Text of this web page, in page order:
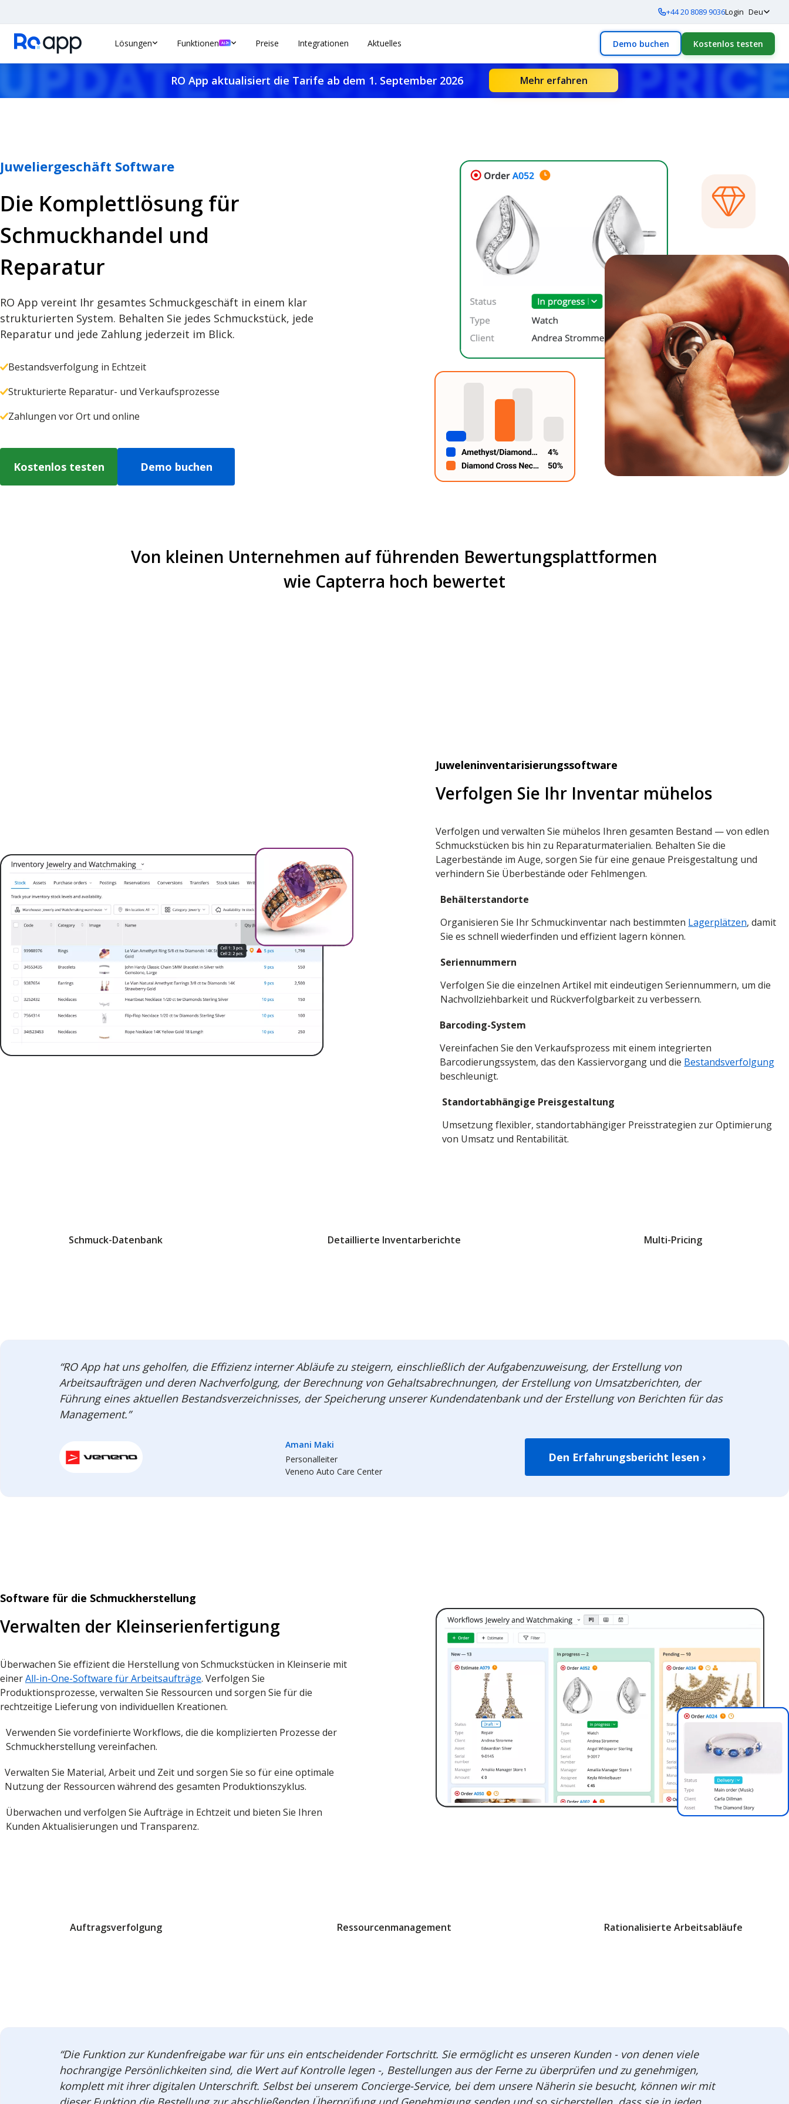
+44 20 8089 9036Login Deu
Lösungen Funktionen Preise Integrationen Aktuelles Demo buchen Kostenlos testen
RO App aktualisiert die Tarife ab dem 1. September 2026 Mehr erfahren
Juweliergeschäft Software
Die Komplettlösung für
Schmuckhandel und
Reparatur
RO App vereint Ihr gesamtes Schmuckgeschäft in einem klar
strukturierten System. Behalten Sie jedes Schmuckstück, jede
Reparatur und jede Zahlung jederzeit im Blick.
Bestandsverfolgung in Echtzeit
Strukturierte Reparatur- und Verkaufsprozesse
Zahlungen vor Ort und online
Kostenlos testen Demo buchen
Von kleinen Unternehmen auf führenden Bewertungsplattformen
wie Capterra hoch bewertet
Juweleninventarisierungssoftware
Verfolgen Sie Ihr Inventar mühelos
Verfolgen und verwalten Sie mühelos Ihren gesamten Bestand — von edlen
Schmuckstücken bis hin zu Reparaturmaterialien. Behalten Sie die
Lagerbestände im Auge, sorgen Sie für eine genaue Preisgestaltung und
verhindern Sie Überbestände oder Fehlmengen.
Behälterstandorte
Organisieren Sie Ihr Schmuckinventar nach bestimmten Lagerplätzen, damit
Sie es schnell wiederfinden und effizient lagern können.
Seriennummern
Verfolgen Sie die einzelnen Artikel mit eindeutigen Seriennummern, um die
Nachvollziehbarkeit und Rückverfolgbarkeit zu verbessern.
Barcoding-System
Vereinfachen Sie den Verkaufsprozess mit einem integrierten
Barcodierungssystem, das den Kassiervorgang und die Bestandsverfolgung
beschleunigt.
Standortabhängige Preisgestaltung
Umsetzung flexibler, standortabhängiger Preisstrategien zur Optimierung
von Umsatz und Rentabilität.
Schmuck-Datenbank Detaillierte Inventarberichte Multi-Pricing
“RO App hat uns geholfen, die Effizienz interner Abläufe zu steigern, einschließlich der Aufgabenzuweisung, der Erstellung von
Arbeitsaufträgen und deren Nachverfolgung, der Berechnung von Gehaltsabrechnungen, der Erstellung von Umsatzberichten, der
Führung eines aktuellen Bestandsverzeichnisses, der Speicherung unserer Kundendatenbank und der Erstellung von Berichten für das
Management.”
Amani Maki
Personalleiter
Veneno Auto Care Center
Den Erfahrungsbericht lesen ›
Software für die Schmuckherstellung
Verwalten der Kleinserienfertigung
Überwachen Sie effizient die Herstellung von Schmuckstücken in Kleinserie mit
einerAll-in-One-Software für Arbeitsaufträge. Verfolgen Sie
Produktionsprozesse, verwalten Sie Ressourcen und sorgen Sie für die
rechtzeitige Lieferung von individuellen Kreationen.
Verwenden Sie vordefinierte Workflows, die die komplizierten Prozesse der
Schmuckherstellung vereinfachen.
Verwalten Sie Material, Arbeit und Zeit und sorgen Sie so für eine optimale
Nutzung der Ressourcen während des gesamten Produktionszyklus.
Überwachen und verfolgen Sie Aufträge in Echtzeit und bieten Sie Ihren
Kunden Aktualisierungen und Transparenz.
Auftragsverfolgung Ressourcenmanagement Rationalisierte Arbeitsabläufe
“Die Funktion zur Kundenfreigabe war für uns ein entscheidender Fortschritt. Sie ermöglicht es unseren Kunden - von denen viele
hochrangige Persönlichkeiten sind, die Wert auf Kontrolle legen -, Bestellungen aus der Ferne zu überprüfen und zu genehmigen,
komplett mit ihrer digitalen Unterschrift. Selbst bei unserem Concierge-Service, bei dem unsere Näherin sie besucht, können wir mit